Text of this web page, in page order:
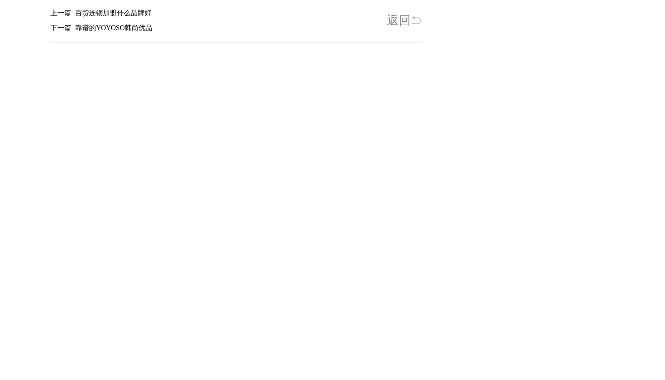
上一篇 :百货连锁加盟什么品牌好
下一篇 :靠谱的YOYOSO韩尚优品
返回